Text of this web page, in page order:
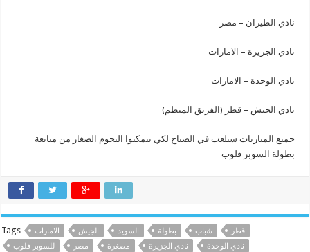
نادي الطيران – مصر
نادي الجزيرة – الامارات
نادي الوحدة – الامارات
نادي الجيش – قطر (الفريق المنظم)
جميع المباريات ستلعب في الصباح لكي يتمكنوا النجوم الصغار من متابعة
بطولة السوبر قلوب
Tags الامارات الجيش السويد بطولة شباب
قطر
للسوبر قلوب
مصر مصغرة نادي الجزيرة نادي الوحدة